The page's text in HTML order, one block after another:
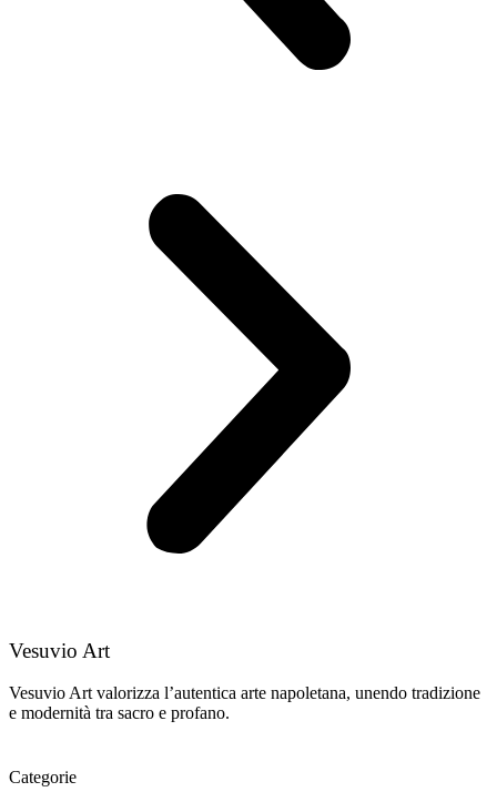
Vesuvio Art
Vesuvio Art valorizza l’autentica arte napoletana, unendo tradizione
e modernità tra sacro e profano.
Categorie